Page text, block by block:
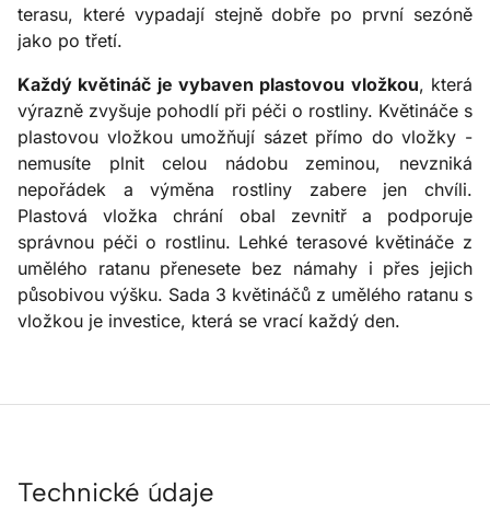
terasu, které vypadají stejně dobře po první sezóně
jako po třetí.
Každý květináč je vybaven plastovou vložkou, která
výrazně zvyšuje pohodlí při péči o rostliny. Květináče s
plastovou vložkou umožňují sázet přímo do vložky -
nemusíte plnit celou nádobu zeminou, nevzniká
nepořádek a výměna rostliny zabere jen chvíli.
Plastová vložka chrání obal zevnitř a podporuje
správnou péči o rostlinu. Lehké terasové květináče z
umělého ratanu přenesete bez námahy i přes jejich
působivou výšku. Sada 3 květináčů z umělého ratanu s
vložkou je investice, která se vrací každý den.
Technické údaje